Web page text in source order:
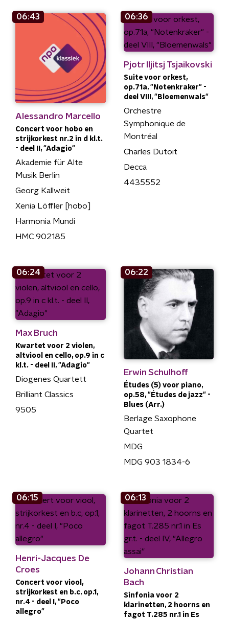
06:43
Alessandro Marcello
Concert voor hobo en
strijkorkest nr.2 in d kl.t.
- deel II, "Adagio"
Akademie für Alte
Musik Berlin
Georg Kallweit
Xenia Löffler [hobo]
Harmonia Mundi
HMC 902185
06:36
Pjotr Iljitsj Tsjaikovski
Suite voor orkest,
op.71a, "Notenkraker" -
deel VIII, "Bloemenwals"
Orchestre
Symphonique de
Montréal
Charles Dutoit
Decca
4435552
06:24
Max Bruch
Kwartet voor 2 violen,
altviool en cello, op.9 in c
kl.t. - deel II, "Adagio"
Diogenes Quartett
Brilliant Classics
9505
06:22
Erwin Schulhoff
Études (5) voor piano,
op.58, "Études de jazz" -
Blues (Arr.)
Berlage Saxophone
Quartet
MDG
MDG 903 1834-6
06:15
Henri-Jacques De
Croes
Concert voor viool,
strijkorkest en b.c, op.1,
nr.4 - deel I, "Poco
allegro"
06:13
Johann Christian
Bach
Sinfonia voor 2
klarinetten, 2 hoorns en
fagot T.285 nr.1 in Es